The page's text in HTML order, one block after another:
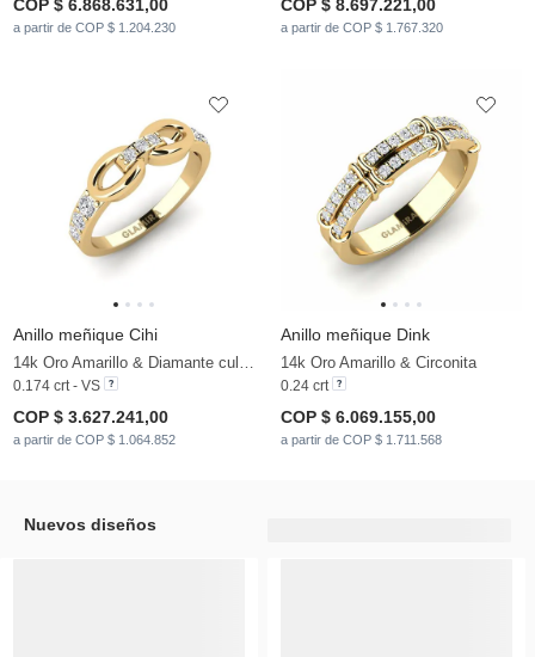
COP $ 6.868.631,00
a partir de COP $ 1.204.230
COP $ 8.697.221,00
a partir de COP $ 1.767.320
Anillo meñique Cihi
0.174 crt - VS
COP $ 3.627.241,00
a partir de COP $ 1.064.852
Anillo meñique Dink
14k Oro Amarillo & Circonita
0.24 crt
COP $ 6.069.155,00
a partir de COP $ 1.711.568
Nuevos diseños